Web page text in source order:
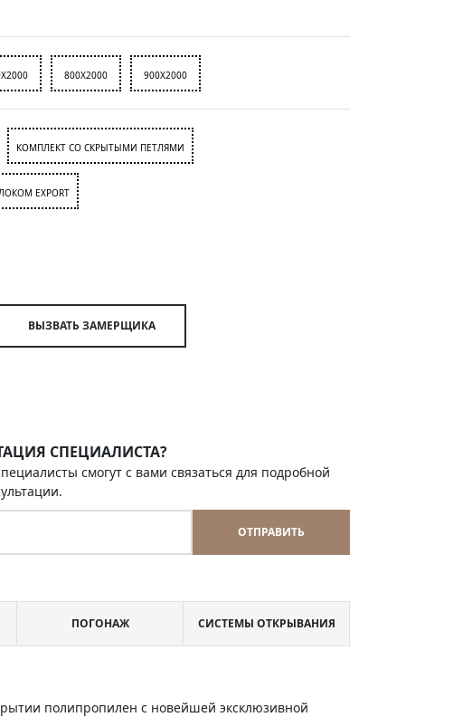
800X2000 900X2000
КОМПЛЕКТ СО СКРЫТЫМИ ПЕТЛЯМИ
EXPORT
ВЫЗВАТЬ ЗАМЕРЩИКА
СПЕЦИАЛИСТА?
смогут с вами связаться для подробной
ОТПРАВИТЬ
ПОГОНАЖ СИСТЕМЫ ОТКРЫВАНИЯ
полипропилен с новейшей эксклюзивной